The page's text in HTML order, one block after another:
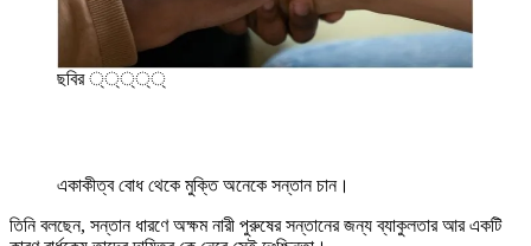
ছবির ্্্্্
একাকীত্ব বোধ থেকে মুক্তি অনেকে সন্তান চান।
তিনি বলছেন, সন্তান ধারণে অক্ষম নারী পুরুষের সন্তানের জন্য ব্যাকুলতার আর একটি